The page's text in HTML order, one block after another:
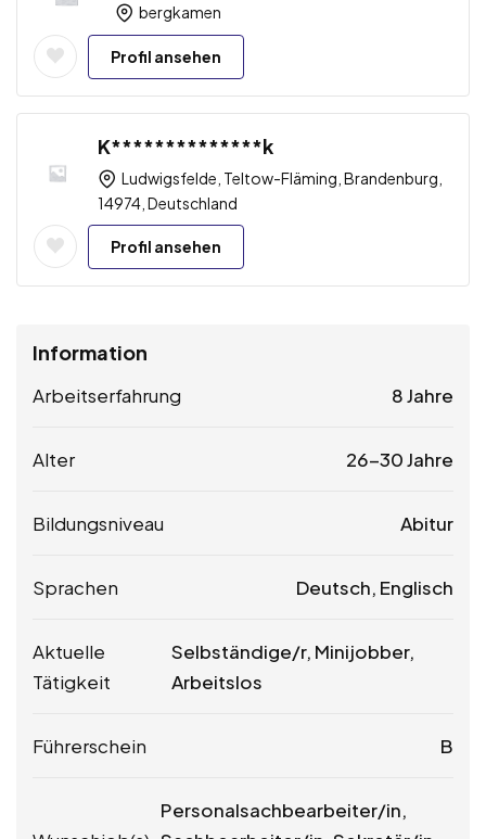
bergkamen
Profil ansehen
K**************k
Ludwigsfelde, Teltow-Fläming, Brandenburg,
14974, Deutschland
Profil ansehen
Information
Arbeitserfahrung 8 Jahre
Alter 26-30 Jahre
Bildungsniveau Abitur
Sprachen Deutsch, Englisch
Aktuelle
Tätigkeit
Selbständige/r, Minijobber,
Arbeitslos
Führerschein B
Personalsachbearbeiter/in,